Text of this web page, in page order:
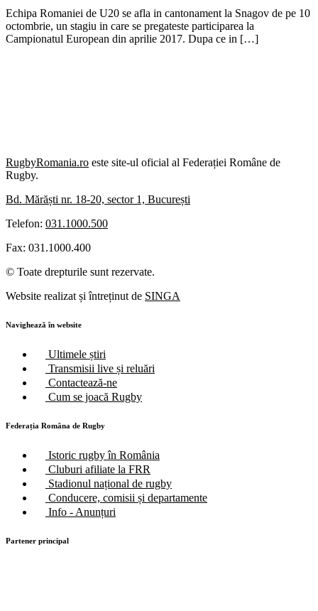
Echipa Romaniei de U20 se afla in cantonament la Snagov de pe 10
octombrie, un stagiu in care se pregateste participarea la
Campionatul European din aprilie 2017. Dupa ce in […]
RugbyRomania.ro este site-ul oficial al Federației Române de
Rugby.
Bd. Mărăști nr. 18-20, sector 1, București
Telefon: 031.1000.500
Fax: 031.1000.400
© Toate drepturile sunt rezervate.
Website realizat și întreținut de SINGA
Navighează în website
Ultimele știri
Transmisii live și reluări
Contactează-ne
Cum se joacă Rugby
Federația Româna de Rugby
Istoric rugby în România
Cluburi afiliate la FRR
Stadionul național de rugby
Conducere, comisii și departamente
Info - Anunțuri
Partener principal